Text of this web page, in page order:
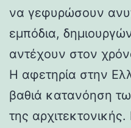
να γεφυρώσουν
εμπόδια,
αντέχουν στον
Η αφετηρία στην
βαθιά κατανόηση
της